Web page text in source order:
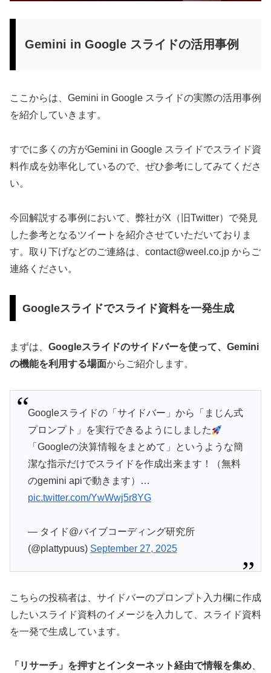
Gemini in Google スライドの活用事例
ここからは、Gemini in Google スライドの実際の活用事例
を紹介していきます。
すでに多くの方がGemini in Google スライドでスライド資
料作成を効率化しているので、ぜひ参考にしてみてくださ
い。
今回解説する事例において、弊社がX（旧Twitter）で発見
した参考となるツイートを紹介させていただいておりま
す。取り下げなどのご連絡は、 contact@weel.co.jp からご
連絡ください。
Googleスライドでスライド資料を一発生成
まずは、 Googleスライドのサイドバーを使って、Gemini
の機能を利用する場面からご紹介します。
Googleスライドの「サイドバー」から「まじん式
プロンプト」を実行できるようにしました
「Googleの決算情報をまとめて」というような簡
潔な指示だけでスライドを作成出来ます！（無料
のgemini apiで動きます）…
pic.twitter.com/YwWwj5r8YG
— タイド@バイブコーディング研究所
(@plattypuus) September 27, 2025
こちらの投稿者は、サイドバーのプロンプト入力欄に作成
したいスライド資料のイメージを入力して、スライド資料
を一発で生成しています。
「リサーチ」を押すとインターネット経由で情報を集め、